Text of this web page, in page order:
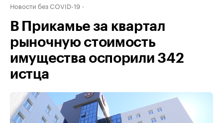
Новости без COVID-19
В Прикамье за квартал
рыночную стоимость
имущества оспорили 342
истца